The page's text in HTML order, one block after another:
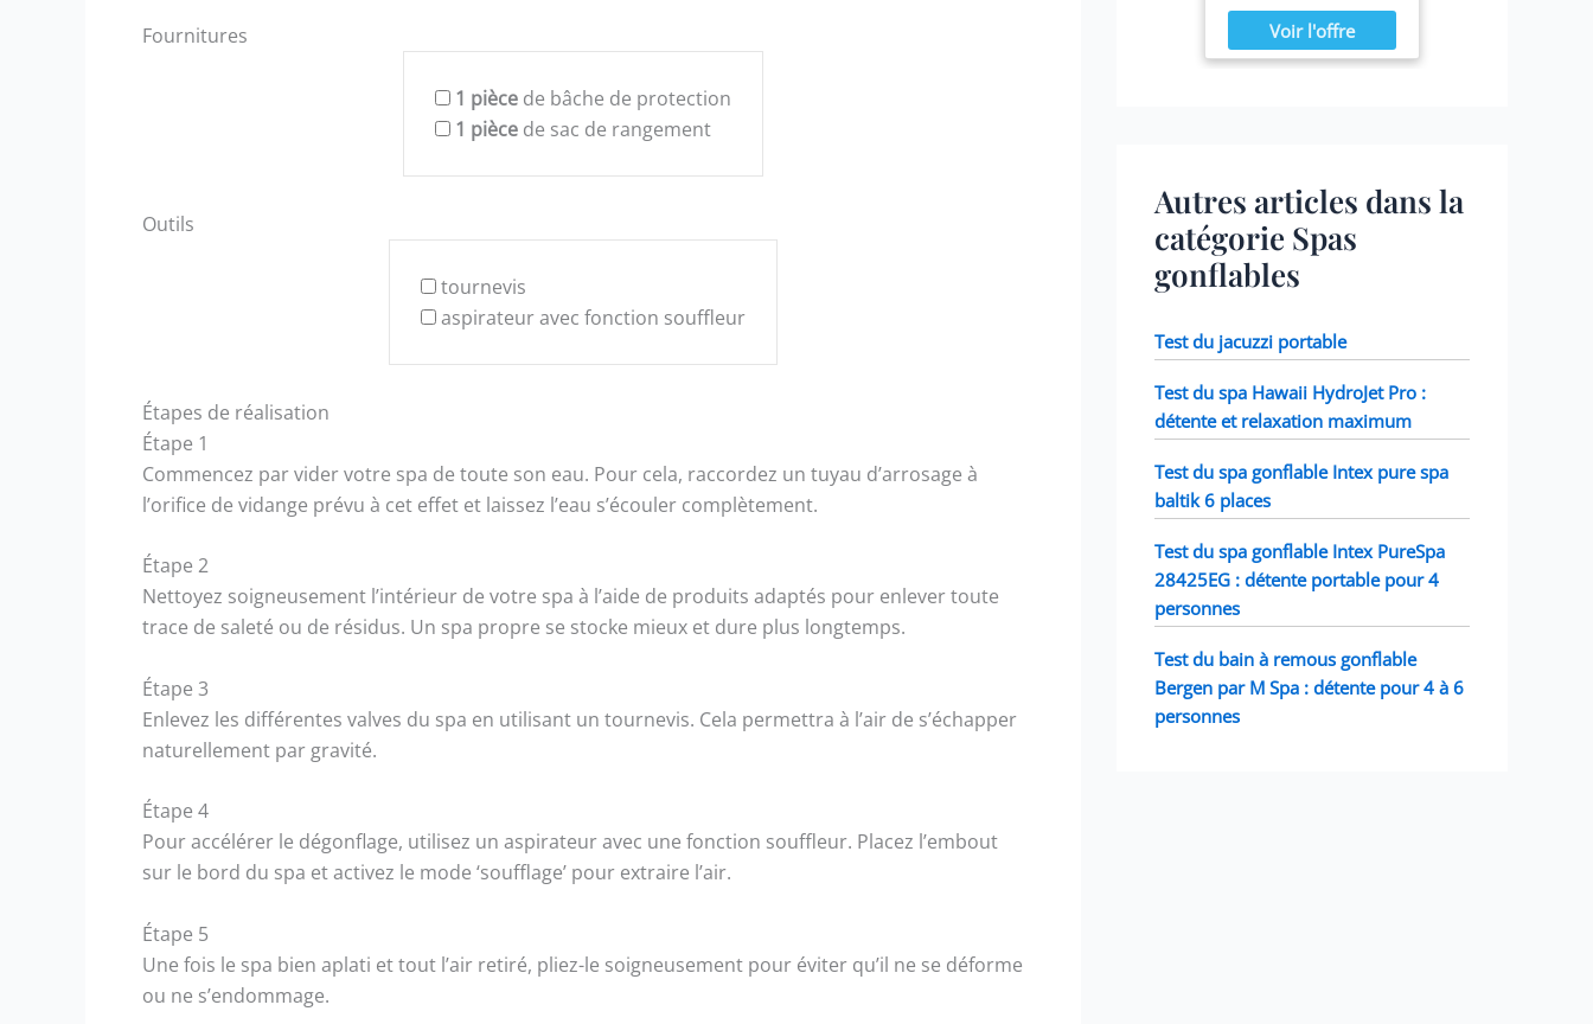
Fournitures
1 pièce de bâche de protection
1 pièce de sac de rangement
Outils
tournevis
aspirateur avec fonction souffleur
Étapes de réalisation
Étape 1
Commencez par vider votre spa de toute son eau. Pour cela, raccordez un tuyau d’arrosage à
l’orifice de vidange prévu à cet effet et laissez l’eau s’écouler complètement.
Étape 2
Nettoyez soigneusement l’intérieur de votre spa à l’aide de produits adaptés pour enlever toute
trace de saleté ou de résidus. Un spa propre se stocke mieux et dure plus longtemps.
Étape 3
Enlevez les différentes valves du spa en utilisant un tournevis. Cela permettra à l’air de s’échapper
naturellement par gravité.
Étape 4
Pour accélérer le dégonflage, utilisez un aspirateur avec une fonction souffleur. Placez l’embout
sur le bord du spa et activez le mode ‘soufflage’ pour extraire l’air.
Étape 5
Une fois le spa bien aplati et tout l’air retiré, pliez-le soigneusement pour éviter qu’il ne se déforme
ou ne s’endommage.
hiver, confortablement
installé dans votre spa
Blue Navy.
Autres articles dans la
catégorie Spas
gonflables
Test du jacuzzi portable
Test du spa Hawaii HydroJet Pro :
détente et relaxation maximum
Test du spa gonflable Intex pure spa
baltik 6 places
Test du spa gonflable Intex PureSpa
28425EG : détente portable pour 4
personnes
Test du bain à remous gonflable
Bergen par M Spa : détente pour 4 à 6
personnes